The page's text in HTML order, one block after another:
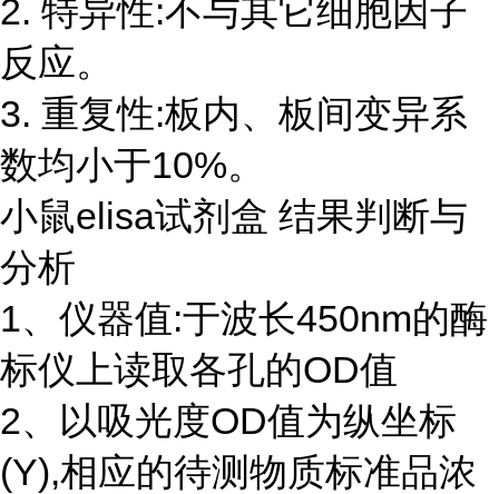
2. 特异性:不与其它细胞因子
反应。
3. 重复性:板内、板间变异系
数均小于10%。
小鼠elisa试剂盒 结果判断与
分析
1、仪器值:于波长450nm的酶
标仪上读取各孔的OD值
2、以吸光度OD值为纵坐标
(Y),相应的待测物质标准品浓